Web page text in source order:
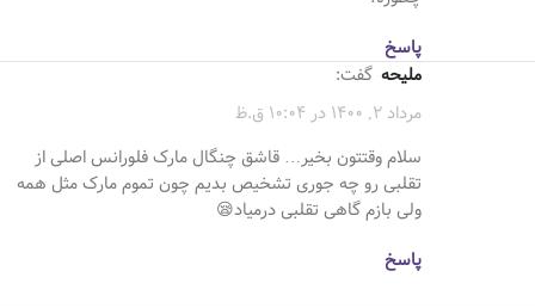
پاسخ
ملیحه گفت:
مرداد 2, 1400 در 10:04 ق.ظ
سلام وقتتون بخیر… قاشق چنگال مارک فلورانس اصلی از
تقلبی رو چه جوری تشخیص بدیم چون تموم مارک مثل همه
ولی بازم گاهی تقلبی درمیاد😪
پاسخ